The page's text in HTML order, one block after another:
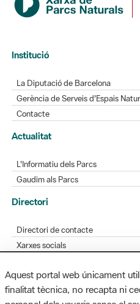
Institució
La Diputació de Barcelona
Gerència de Serveis d'Espais
Contacte
Actualitat
L'Informatiu dels Parcs
Gaudim als Parcs
Directori
Directori de contacte
Xarxes socials
Bústia de suggeriments
Opineu sobre els parcs
Aquest portal web únicament
finalitat tècnica, no recapta ni